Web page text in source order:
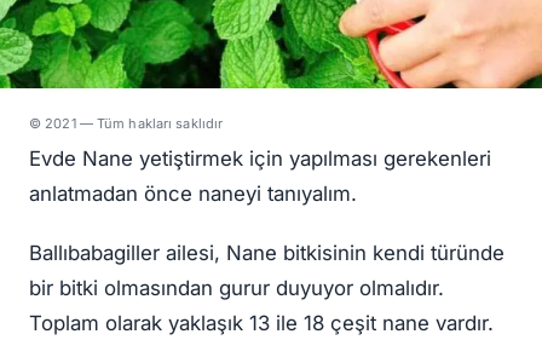
© 2021 — Tüm hakları saklıdır
Evde Nane yetiştirmek için yapılması gerekenleri
anlatmadan önce naneyi tanıyalım.
Ballıbabagiller ailesi, Nane bitkisinin kendi türünde
bir bitki olmasından gurur duyuyor olmalıdır.
Toplam olarak yaklaşık 13 ile 18 çeşit nane vardır.